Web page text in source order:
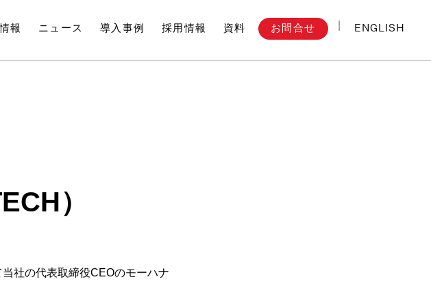
報 ニュース 導入事例 採用情報 資料 お問合せ ENGLISH
）
社の代表取締役CEOのモーハナ